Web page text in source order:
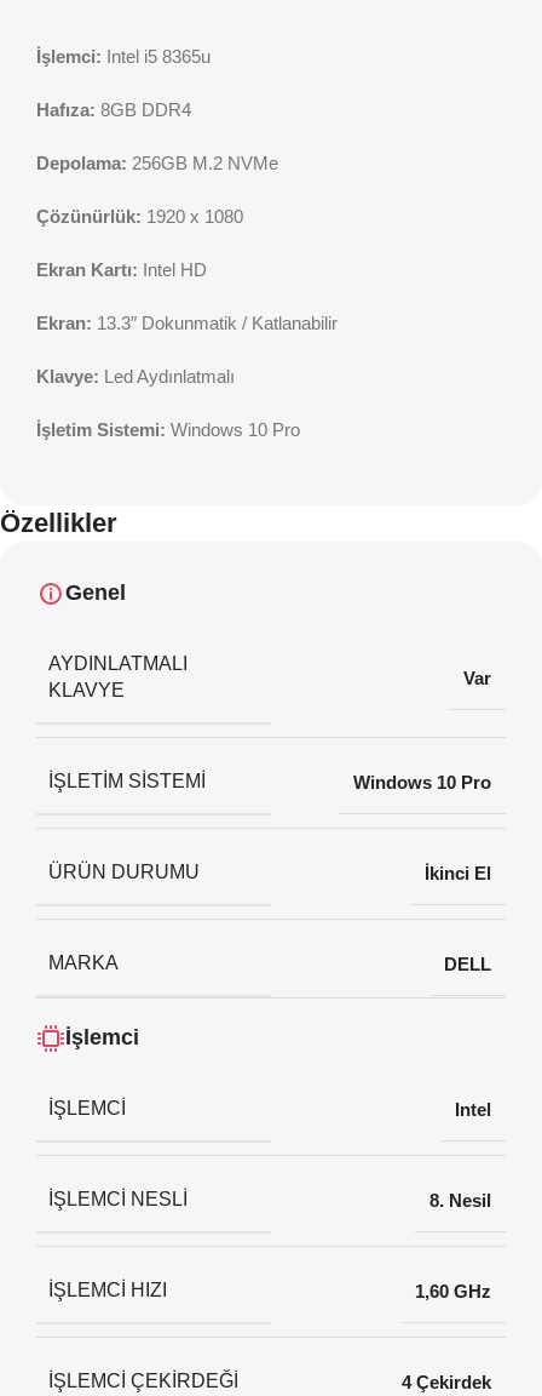
İşlemci: Intel i5 8365u
Hafıza: 8GB DDR4
Depolama: 256GB M.2 NVMe
Çözünürlük: 1920 x 1080
Ekran Kartı: Intel HD
Ekran: 13.3″ Dokunmatik / Katlanabilir
Klavye: Led Aydınlatmalı
İşletim Sistemi: Windows 10 Pro
Özellikler
Genel
AYDINLATMALI
KLAVYE
Var
İŞLETIM SISTEMI Windows 10 Pro
ÜRÜN DURUMU İkinci El
MARKA DELL
İşlemci
İŞLEMCI Intel
İŞLEMCI NESLI 8. Nesil
İŞLEMCI HIZI 1,60 GHz
İŞLEMCI ÇEKIRDEĞI 4 Çekirdek